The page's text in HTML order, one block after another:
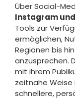
Über Social-
Instagram
Tools zur
ermöglichen,
Regionen bis
anzusprechen.
mit ihrem
zeitnahe
schnellere,